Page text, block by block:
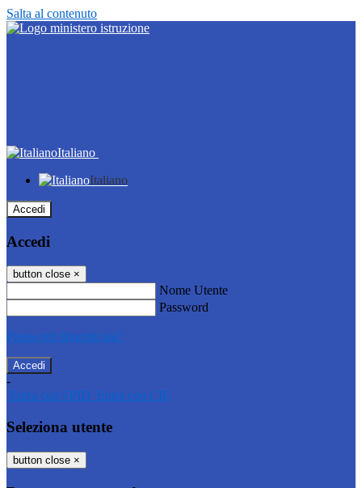
Salta al contenuto
Italiano
Italiano
Accedi
Accedi
button close ×
Nome Utente
Password
Password dimenticata?
-
Entra con SPID Entra con CIE
Seleziona utente
button close ×